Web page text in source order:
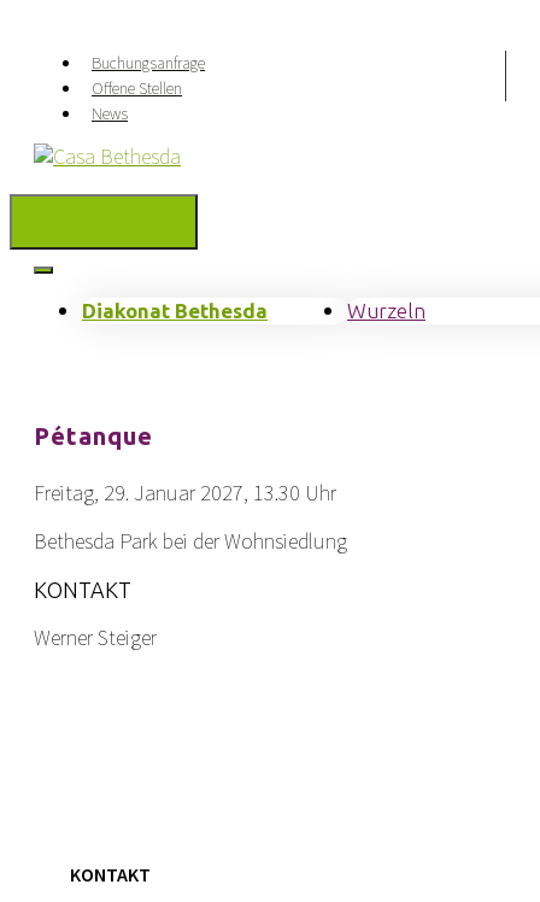
Buchungsanfrage
Offene Stellen
News
Diakonat Bethesda Wurzeln
Pétanque
Freitag, 29. Januar 2027, 13.30 Uhr
Bethesda Park bei der Wohnsiedlung
KONTAKT
Werner Steiger
KONTAKT